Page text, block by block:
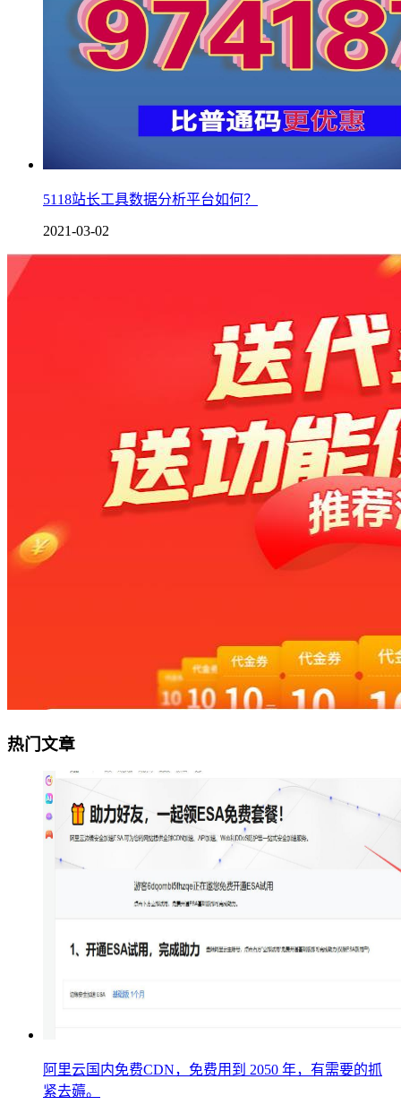
5118站长工具数据分析平台如何？
2021-03-02
热门文章
阿里云国内免费CDN，免费用到 2050 年，有需要的抓
紧去薅。